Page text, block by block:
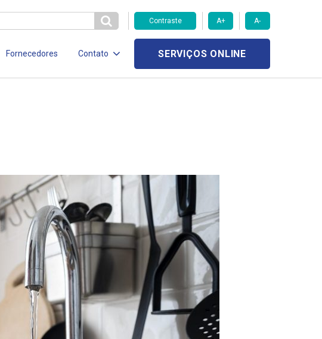
Contraste A+ A-
Fornecedores Contato SERVIÇOS ONLINE